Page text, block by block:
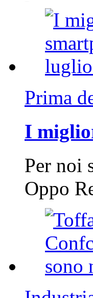
Prima
I
Per noi
Oppo